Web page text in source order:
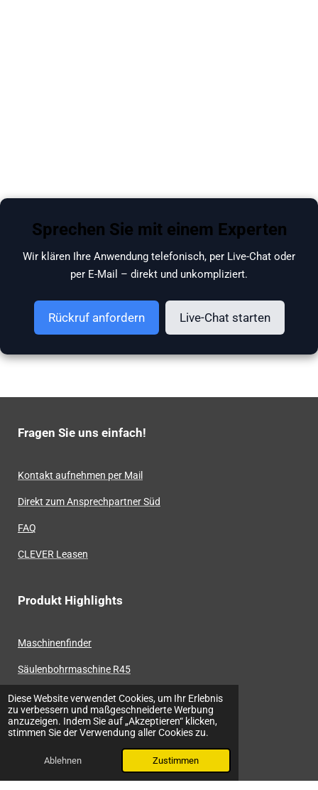
Diese Website verwendet Cookies, um Ihr Erlebnis
zu verbessern und maßgeschneiderte Werbung
anzuzeigen. Indem Sie auf „Akzeptieren“ klicken,
stimmen Sie der Verwendung aller Cookies zu.
Ablehnen Zustimmen
Sprechen Sie mit einem Experten
Wir klären Ihre Anwendung telefonisch, per Live-Chat oder
per E-Mail – direkt und unkompliziert.
Rückruf anfordern Live-Chat starten
Fragen Sie uns einfach!
Kontakt aufnehmen per Mail
Direkt zum Ansprechpartner Süd
FAQ
CLEVER Leasen
Produkt Highlights
Maschinenfinder
Säulenbohrmaschine R45
CNC Fräsmaschine Automax
Mini Baz MT-700 SL
Das Unternehmen Härtel